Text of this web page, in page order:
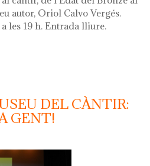
autor, Oriol Calvo Vergés.
les 19 h. Entrada lliure.
ceràmica! 2026
DEL CÀNTIR:
GENT!